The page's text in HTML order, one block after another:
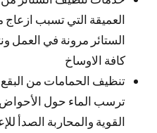
العميقة التي تسبب
الستائر مرونة في العمل
كافة الاوساخ
تنظيف الحمامات من
ترسب الماء حول
القوية والمحاربة الصدأ